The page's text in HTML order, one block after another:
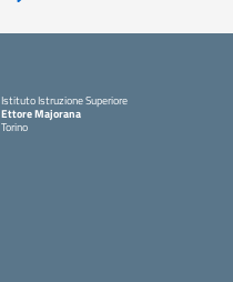
Istituto Istruzione Superiore
Ettore Majorana
Torino